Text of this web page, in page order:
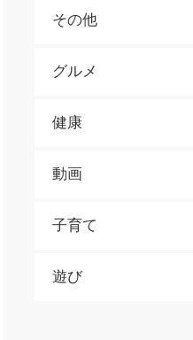
その他
グルメ
健康
動画
子育て
遊び